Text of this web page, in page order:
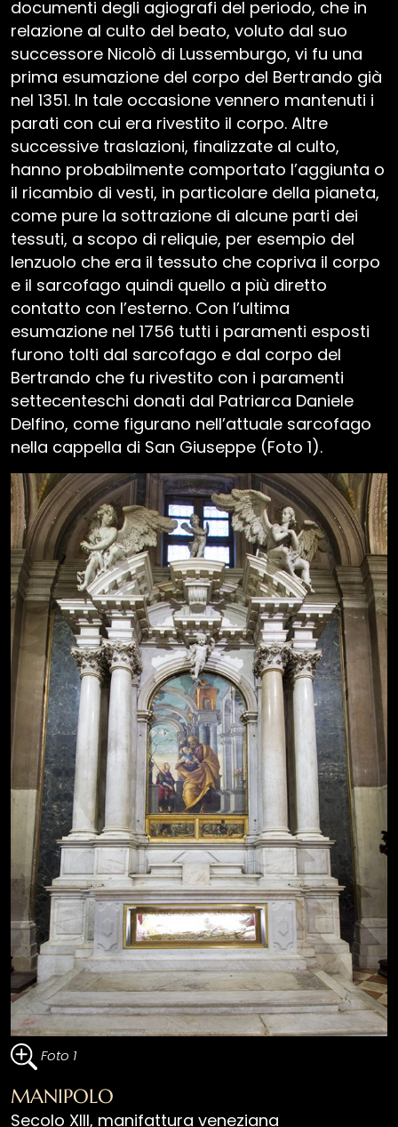
documenti degli agiografi del periodo, che in
relazione al culto del beato, voluto dal suo
successore Nicolò di Lussemburgo, vi fu una
prima esumazione del corpo del Bertrando già
nel 1351. In tale occasione vennero mantenuti i
parati con cui era rivestito il corpo. Altre
successive traslazioni, finalizzate al culto,
hanno probabilmente comportato l’aggiunta o
il ricambio di vesti, in particolare della pianeta,
come pure la sottrazione di alcune parti dei
tessuti, a scopo di reliquie, per esempio del
lenzuolo che era il tessuto che copriva il corpo
e il sarcofago quindi quello a più diretto
contatto con l’esterno. Con l’ultima
esumazione nel 1756 tutti i paramenti esposti
furono tolti dal sarcofago e dal corpo del
Bertrando che fu rivestito con i paramenti
settecenteschi donati dal Patriarca Daniele
Delfino, come figurano nell’attuale sarcofago
nella cappella di San Giuseppe (Foto 1).
Foto 1
MANIPOLO
Secolo XIII, manifattura veneziana